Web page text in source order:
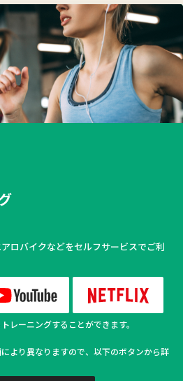
ロバイクなどをセルフサービスでご利
レーニングすることができます。
より異なりますので、以下のボタンから詳